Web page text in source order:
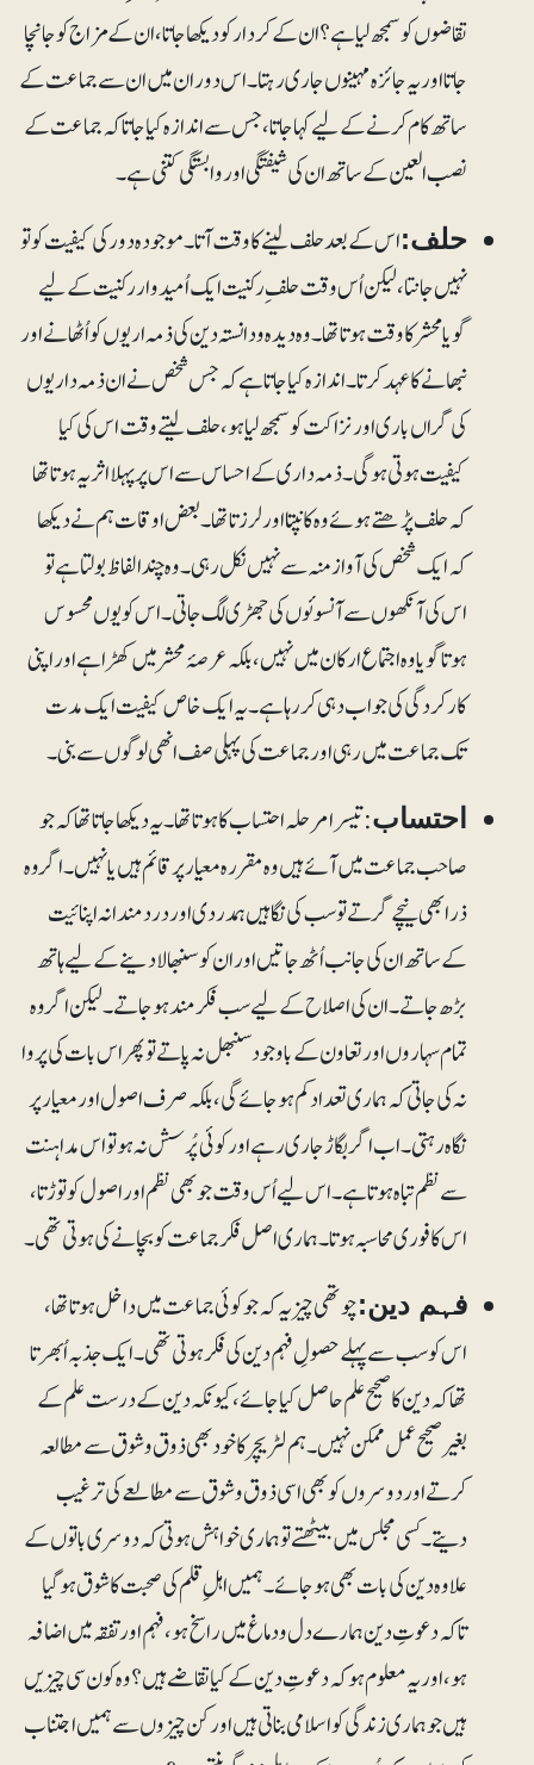
تقاضوں کو سمجھ لیا ہے؟ ان کے کردار کو دیکھا جاتا، ان کے مزاج کو جانچا
جاتا اور یہ جائزہ مہینوں جاری رہتا۔اس دوران میں ان سے جماعت کے
ساتھ کام کرنے کے لیے کہا جاتا، جس سے اندازہ کیا جاتا کہ جماعت کے
نصب العین کے ساتھ ان کی شیفتگی اور وابستگی کتنی ہے۔
حلف:اس کے بعد حلف لینے کا وقت آتا۔ موجودہ دور کی کیفیت کو تو
نہیں جانتا، لیکن اُس وقت حلف ِ رکنیت ایک اُمیدوار رکنیت کے لیے
گویا محشر کا وقت ہوتا تھا۔ وہ دیدہ و دانستہ دین کی ذمہ اریوں کو اُٹھانے اور
نبھانے کا عہد کرتا۔ اندازہ کیا جاتا ہے کہ جس شخص نے ان ذمہ داریوں
کی گراں باری اور نزاکت کو سمجھ لیا ہو، حلف لیتے وقت اس کی کیا
کیفیت ہوتی ہوگی۔ ذمہ د اری کے احساس سے اس پر پہلا اثر یہ ہوتا تھا
کہ حلف پڑھتے ہوئے وہ کانپتا اور لرزتا تھا۔ بعض اوقات ہم نے دیکھا
کہ ایک شخص کی آواز منہ سے نہیں نکل رہی۔ وہ چند الفاظ بولتا ہے تو
اس کی آنکھوں سے آنسوئوں کی جھڑی لگ جاتی۔ اس کو یوں محسوس
ہوتا گویا وہ اجتماع ارکان میں نہیں، بلکہ عرصۂ محشر میں کھڑاہے اور اپنی
کارکردگی کی جواب دہی کر رہا ہے۔ یہ ایک خاص کیفیت ایک مدت
تک جماعت میں رہی اور جماعت کی پہلی صف انھی لوگوں سے بنی۔
احتساب: تیسرا مرحلہ احتساب کا ہوتا تھا۔ یہ دیکھا جاتا تھا کہ جو
صاحب جماعت میں آئے ہیں وہ مقررہ معیار پر قائم ہیں یا نہیں۔ اگر وہ
ذرا بھی نیچے گرتے تو سب کی نگاہیں ہمدردی اور دردمندانہ اپنائیت
کےساتھ ان کی جانب اُٹھ جاتیں اور ان کو سنبھالا دینے کے لیے ہاتھ
بڑھ جاتے۔ ان کی اصلاح کے لیے سب فکرمند ہوجاتے۔لیکن اگر وہ
تمام سہاروں اور تعاون کے باوجود سنبھل نہ پاتے تو پھر اس بات کی پروا
نہ کی جاتی کہ ہماری تعداد کم ہوجائے گی، بلکہ صرف اصول اور معیار پر
نگاہ رہتی۔ اب اگر بگاڑ جاری رہے اور کوئی پُرسش نہ ہو تو اس مداہنت
سے نظم تباہ ہوتا ہے۔ اس لیے اُس وقت جو بھی نظم اور اصول کو توڑتا،
اس کا فوری محاسبہ ہوتا۔ ہماری اصل فکر جماعت کو بچانے کی ہوتی تھی۔
فہم دین:چوتھی چیز یہ کہ جو کوئی جماعت میں داخل ہوتا تھا،
اس کو سب سے پہلے حصولِ فہم دین کی فکر ہوتی تھی۔ ایک جذبہ اُبھرتا
تھا کہ دین کا صحیح علم حاصل کیا جائے، کیونکہ دین کے درست علم کے
بغیر صحیح عمل ممکن نہیں۔ ہم لٹریچر کا خود بھی ذوق و شوق سے مطالعہ
کرتے اور دوسروں کو بھی اسی ذوق و شوق سے مطالعے کی ترغیب
دیتے۔ کسی مجلس میں بیٹھتے تو ہماری خواہش ہوتی کہ دوسری باتوں کے
علاوہ دین کی بات بھی ہوجائے۔ہمیں اہلِ قلم کی صحبت کا شوق ہوگیا
تاکہ دعوتِ دین ہمارے دل و دماغ میں راسخ ہو، فہم اور تفقہ میں اضافہ
ہو، اوریہ معلوم ہو کہ دعوتِ دین کے کیا تقاضے ہیں؟ وہ کون سی چیزیں
ہیں جو ہماری زندگی کو اسلامی بناتی ہیں اور کن چیزوں سے ہمیں اجتناب